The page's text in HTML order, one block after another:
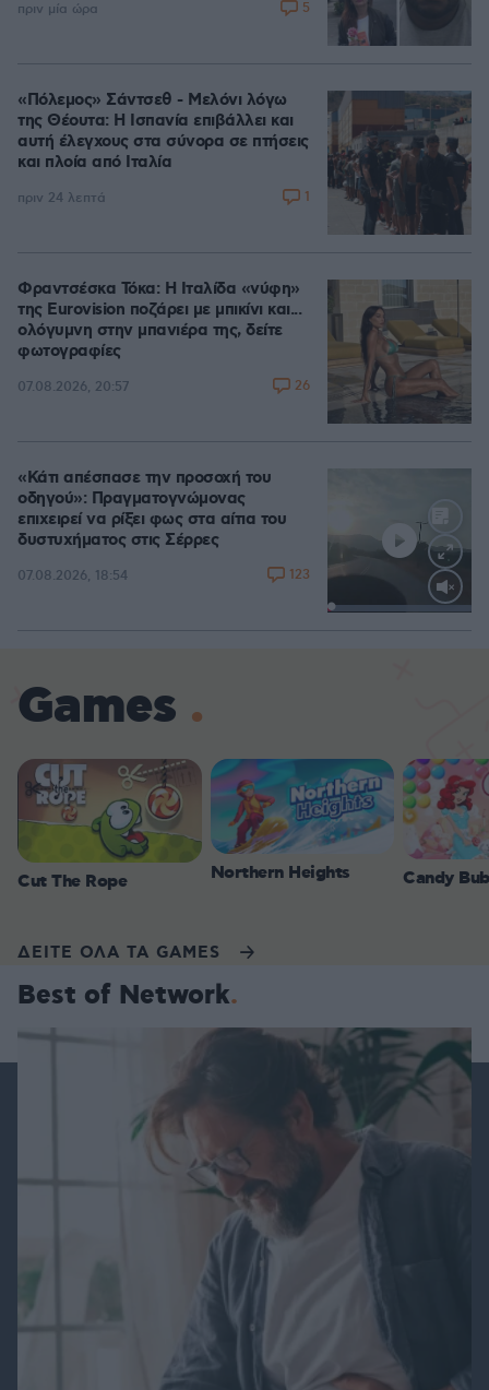
πριν μία ώρα 5
«Πόλεμος» Σάντσεθ - Μελόνι λόγω
της Θέουτα: Η Ισπανία επιβάλλει και
αυτή έλεγχους στα σύνορα σε πτήσεις
και πλοία από Ιταλία
πριν 24 λεπτά 1
Φραντσέσκα Τόκα: Η Ιταλίδα «νύφη»
της Eurovision ποζάρει με μπικίνι και...
ολόγυμνη στην μπανιέρα της, δείτε
φωτογραφίες
07.08.2026, 20:57 26
Loaded:
«Κάτι απέσπασε την προσοχή του
οδηγού»: Πραγματογνώμονας
επιχειρεί να ρίξει φως στα αίτια του
δυστυχήματος στις Σέρρες
07.08.2026, 18:54 123
Games
Cut The Rope Northern Heights Candy
ΔΕΙΤΕ ΟΛΑ ΤΑ GAMES
Best of Network